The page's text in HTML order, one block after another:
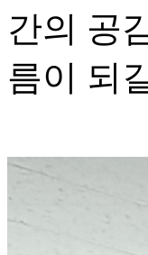
간의 공
름이 되